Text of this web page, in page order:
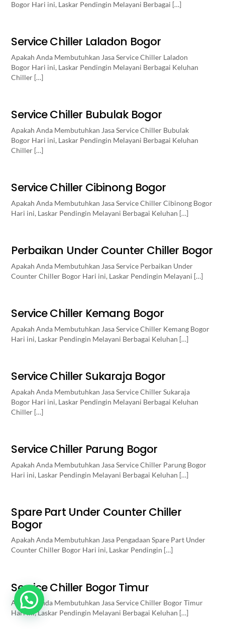
Bogor Hari ini, Laskar Pendingin Melayani Berbagai […]
Service Chiller Laladon Bogor
Apakah Anda Membutuhkan Jasa Service Chiller Laladon
Bogor Hari ini, Laskar Pendingin Melayani Berbagai Keluhan
Chiller […]
Service Chiller Bubulak Bogor
Apakah Anda Membutuhkan Jasa Service Chiller Bubulak
Bogor Hari ini, Laskar Pendingin Melayani Berbagai Keluhan
Chiller […]
Service Chiller Cibinong Bogor
Apakah Anda Membutuhkan Jasa Service Chiller Cibinong Bogor
Hari ini, Laskar Pendingin Melayani Berbagai Keluhan […]
Perbaikan Under Counter Chiller Bogor
Apakah Anda Membutuhkan Jasa Service Perbaikan Under
Counter Chiller Bogor Hari ini, Laskar Pendingin Melayani […]
Service Chiller Kemang Bogor
Apakah Anda Membutuhkan Jasa Service Chiller Kemang Bogor
Hari ini, Laskar Pendingin Melayani Berbagai Keluhan […]
Service Chiller Sukaraja Bogor
Apakah Anda Membutuhkan Jasa Service Chiller Sukaraja
Bogor Hari ini, Laskar Pendingin Melayani Berbagai Keluhan
Chiller […]
Service Chiller Parung Bogor
Apakah Anda Membutuhkan Jasa Service Chiller Parung Bogor
Hari ini, Laskar Pendingin Melayani Berbagai Keluhan […]
Spare Part Under Counter Chiller
Bogor
Apakah Anda Membutuhkan Jasa Pengadaan Spare Part Under
Counter Chiller Bogor Hari ini, Laskar Pendingin […]
Service Chiller Bogor Timur
Apakah Anda Membutuhkan Jasa Service Chiller Bogor Timur
Hari ini, Laskar Pendingin Melayani Berbagai Keluhan […]
Butuh Bantuan? Klik disini